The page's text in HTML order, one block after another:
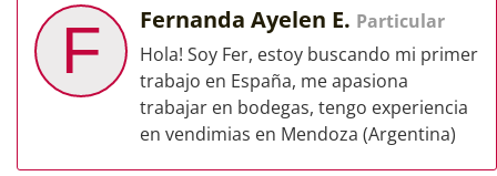
F Fernanda Ayelen E. Particular
Hola! Soy Fer, estoy buscando mi primer
trabajo en España, me apasiona
trabajar en bodegas, tengo experiencia
en vendimias en Mendoza (Argentina)